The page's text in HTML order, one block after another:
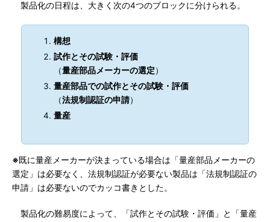
製品化の日程は、大きく次の4つのブロックに分けられる。
構想
試作とその試験・評価
（量産部品メーカーの選定）
量産部品での試作とその試験・評価
（法規制認証の申請）
量産
※既に量産メーカーが決まっている場合は「量産部品メーカーの
選定」は必要なく、法規制認証が必要ない製品は「法規制認証の
申請」は必要ないのでカッコ書きとした。
製品化の難易度によって、「試作とその試験・評価」と「量産